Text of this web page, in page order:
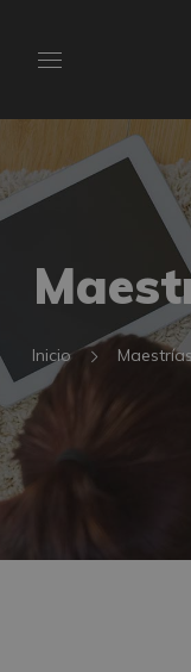
Inicio Maestrías